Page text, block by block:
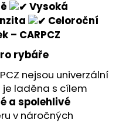
Vysoká
Celoroční
– CARPCZ
rybáře
nejsou univerzální
laděna s cílem
a spolehlivé
v náročných